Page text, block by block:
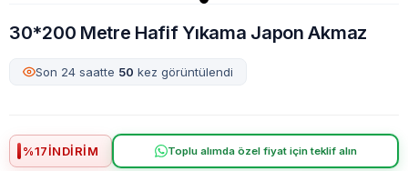
30*200 Metre Hafif Yıkama Japon Akmaz
Son 24 saatte 50 kez görüntülendi
%17İNDIRIM Toplu alımda özel fiyat için teklif alın